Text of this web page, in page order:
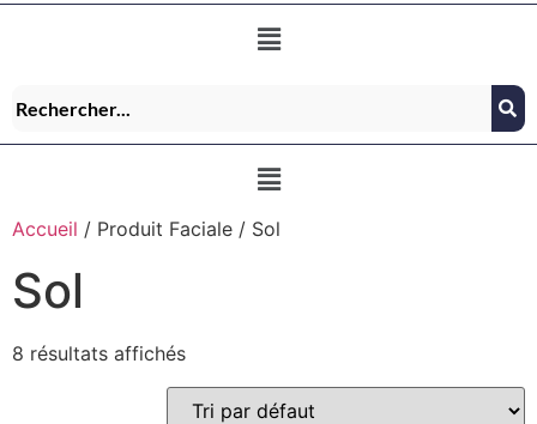
Accueil / Produit Faciale / Sol
Sol
8 résultats affichés